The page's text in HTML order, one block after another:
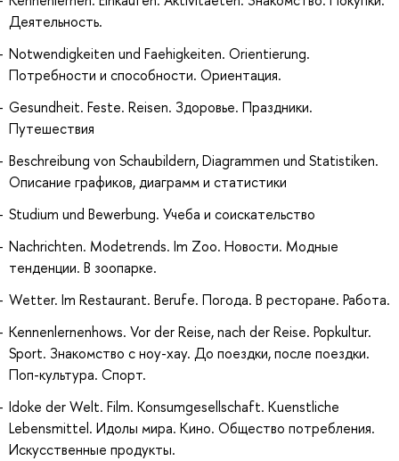
Деятельность.
Notwendigkeiten und Faehigkeiten. Orientierung.
Потребности и способности. Ориентация.
Gesundheit. Feste. Reisen. Здоровье. Праздники.
Путешествия
Beschreibung von Schaubildern, Diagrammen und Statistiken.
Описание графиков, диаграмм и статистики
Studium und Bewerbung. Учеба и соискательство
Nachrichten. Modetrends. Im Zoo. Новости. Модные
тенденции. В зоопарке.
Wetter. Im Restaurant. Berufe. Погода. В ресторане. Работа.
Kennenlernenhows. Vor der Reise, nach der Reise. Popkultur.
Sport. Знакомство с ноу-хау. До поездки, после поездки.
Поп-культура. Спорт.
Idoke der Welt. Film. Konsumgesellschaft. Kuenstliche
Lebensmittel. Идолы мира. Кино. Общество потребления.
Искусственные продукты.